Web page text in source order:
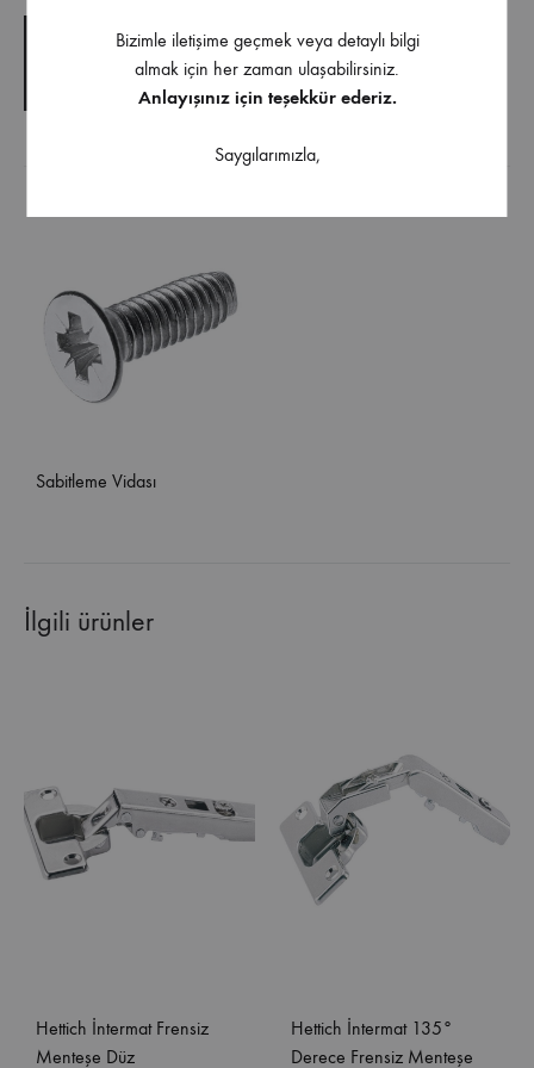
TEKNIK ÇIZIM
TEKNIK ŞARTNAME
Ürüne uygulanabilir aksesuarlar
Sabitleme Vidası
İlgili ürünler
Hettich İntermat Frensiz
Menteşe Düz
Hettich İntermat 135°
Derece Frensiz Menteşe
Bizimle iletişime geçmek veya detaylı bilgi
almak için her zaman ulaşabilirsiniz.
Anlayışınız için teşekkür ederiz.
Saygılarımızla,